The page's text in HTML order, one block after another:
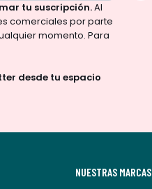
tu suscripción.Al
comerciales por parte
momento. Para
desde tu espacio
NUESTRAS MARCAS